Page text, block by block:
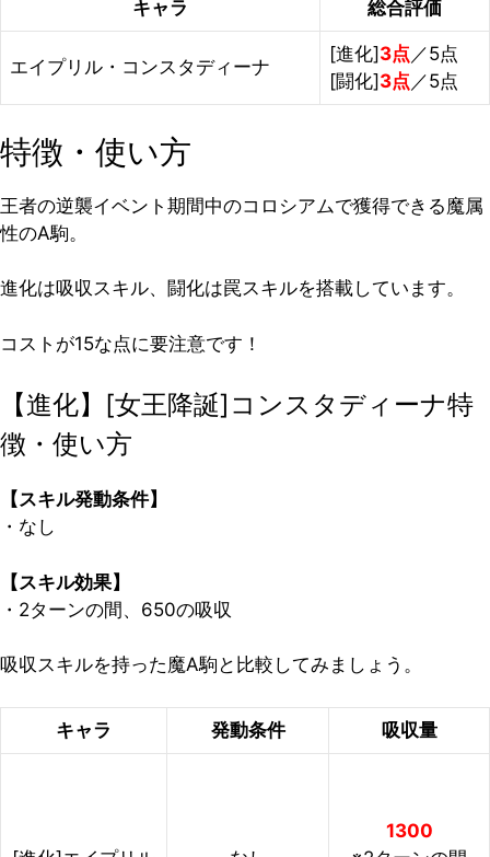
キャラ 総合評価
エイプリル・コンスタディーナ
[進化] 3点 ／5点
[闘化] 3点 ／5点
特徴・使い方
王者の逆襲イベント期間中のコロシアムで獲得できる魔属
性のA駒。
進化は吸収スキル、闘化は罠スキルを搭載しています。
コストが15な点に要注意です！
【進化】[女王降誕]コンスタディーナ特
徴・使い方
【スキル発動条件】
・なし
【スキル効果】
・2ターンの間、650の吸収
吸収スキルを持った魔A駒と比較してみましょう。
キャラ 発動条件 吸収量
1300